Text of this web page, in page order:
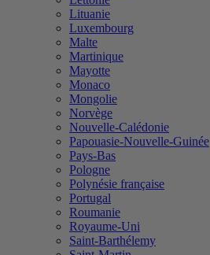
Lituanie
Luxembourg
Malte
Martinique
Mayotte
Monaco
Mongolie
Norvège
Nouvelle-Calédonie
Papouasie-Nouvelle-Guinée
Pays-Bas
Pologne
Polynésie française
Portugal
Roumanie
Royaume-Uni
Saint-Barthélemy